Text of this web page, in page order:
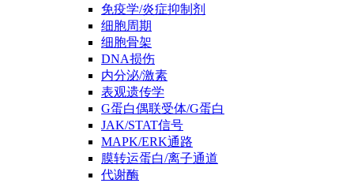
免疫学/炎症抑制剂
细胞周期
细胞骨架
DNA损伤
内分泌/激素
表观遗传学
G蛋白偶联受体/G蛋白
JAK/STAT信号
MAPK/ERK通路
膜转运蛋白/离子通道
代谢酶